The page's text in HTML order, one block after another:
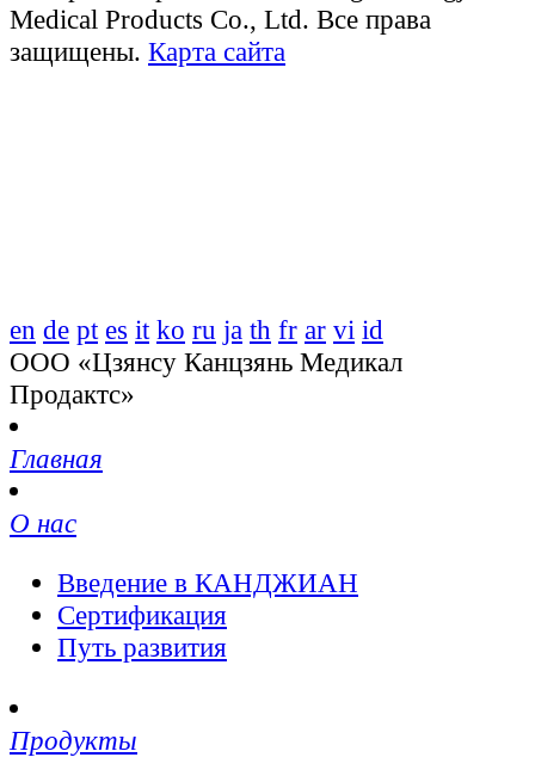
Medical Products Co., Ltd. Все права
защищены. Карта сайта
en de pt es it ko ru ja th fr ar vi id
ООО «Цзянсу Канцзянь Медикал
Продактс»
Главная
О нас
Введение в КАНДЖИАН
Сертификация
Путь развития
Продукты